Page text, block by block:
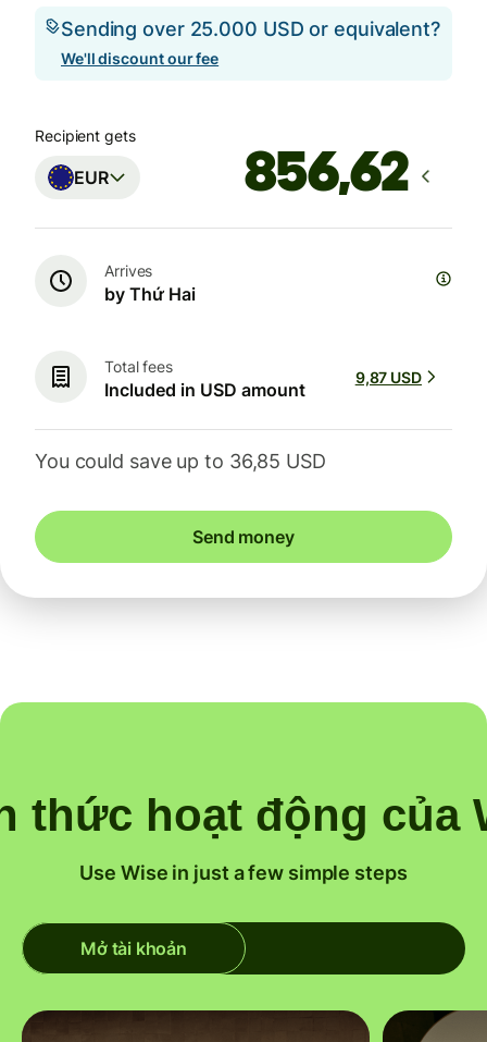
Sending over 25.000 USD or equivalent?
We'll discount our fee
Recipient gets
EUR
Arrives
by Thứ Hai
Total fees
Included in USD amount
9,87 USD
You could save up to 36,85 USD
Send money
thức hoạt động của
Use Wise in just a few simple steps
Mở tài khoản